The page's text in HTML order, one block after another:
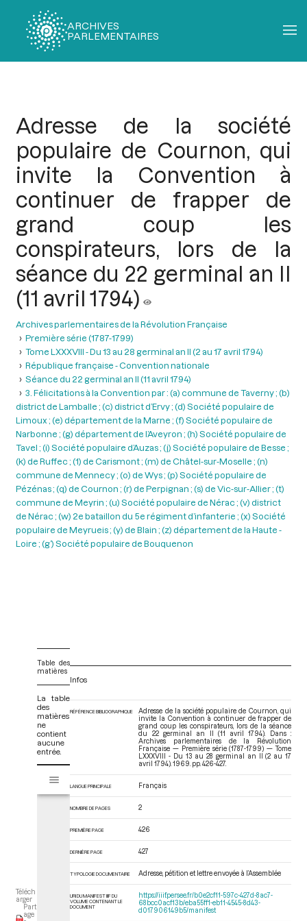
ARCHIVES
PARLEMENTAIRES
Adresse de la société
populaire de Cournon, qui
invite la Convention à
continuer de frapper de
grand coup les
conspirateurs, lors de la
séance du 22 germinal an II
(11 avril 1794)
Archives parlementaires de la Révolution Française
Première série (1787-1799)
Tome LXXXVIII - Du 13 au 28 germinal an II (2 au 17 avril 1794)
République française - Convention nationale
Séance du 22 germinal an II (11 avril 1794)
3. Félicitations à la Convention par : (a) commune de Taverny ; (b)
district de Lamballe ; (c) district d’Ervy ; (d) Société populaire de
Limoux ; (e) département de la Marne ; (f) Société populaire de
Narbonne ; (g) département de l’Aveyron ; (h) Société populaire de
Tavel ; (i) Société populaire d’Auzas ; (j) Société populaire de Besse ;
(k) de Ruffec ; (1) de Carismont ; (m) de Châtel-sur-Moselle ; (n)
commune de Mennecy ; (o) de Wys ; (p) Société populaire de
Pézénas ; (q) de Cournon ; (r) de Perpignan ; (s) de Vic-sur-Allier ; (t)
commune de Meyrin ; (u) Société populaire de Nérac ; (v) district
de Nérac ; (w) 2e bataillon du 5e régiment d’infanterie ; (x) Société
populaire de Meyrueis ; (y) de Blain ; (z) département de la Haute -
Loire ; (g’) Société populaire de Bouquenon
Téléch
arger
Part
age
Table des
matières
La table
des
matières
ne
contient
aucune
entrée.
s
Infos
RÉFÉRENCE BIBLIOGRAPHIQUE
Adresse de la société populaire de Cournon, qui
invite la Convention à continuer de frapper de
grand coup les conspirateurs, lors de la séance
du 22 germinal an II (11 avril 1794). Dans :
Archives parlementaires de la Révolution
Française — Première série (1787-1799) — Tome
LXXXVIII - Du 13 au 28 germinal an II (2 au 17
avril 1794) . 1969. pp. 426-427.
LANGUE PRINCIPALE Français
NOMBRE DE PAGES 2
PREMIÈRE PAGE 426
DERNIÈRE PAGE 427
TYPOLOGIE DOCUMENTAIRE Adresse, pétition et lettre envoyée à l’Assemblée
URI DU MANIFEST IIIF DU
VOLUME CONTENANT LE
DOCUMENT
https://iiif.persee.fr/b0e2cf11-597c-427d-8ac7-
68bcc0acf13b/eba55ff1-eb11-4545-8d43-
d017906149b5/manifest